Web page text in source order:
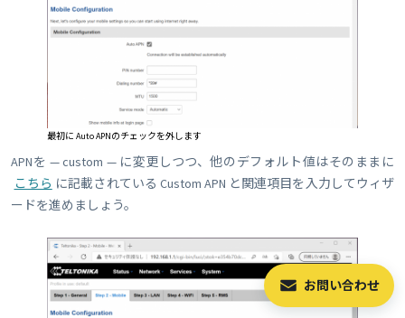
お問い合わせ
最初に Auto APNのチェックを外します
APNを — custom — に変更しつつ、他のデフォルト値はそのままに
こちら に記載されている Custom APN と関連項目を入力してウィザ
ードを進めましょう。